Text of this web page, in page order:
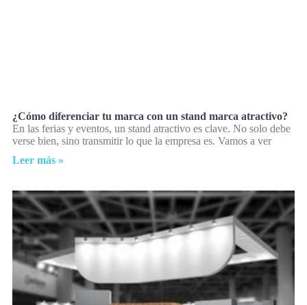
¿Cómo diferenciar tu marca con un stand marca atractivo?
En las ferias y eventos, un stand atractivo es clave. No solo debe
verse bien, sino transmitir lo que la empresa es. Vamos a ver
Leer más »